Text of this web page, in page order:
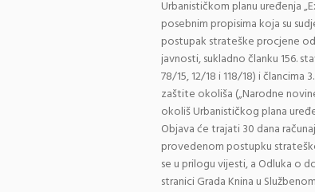
Urbanističkom planu uređenja
posebnim propisima koja su
postupak strateške procjene
javnosti, sukladno članku 156.
78/15, 12/18 i 118/18) i
zaštite okoliša („Narodne
okoliš Urbanističkog plana
Objava će trajati 30 dana
provedenom postupku
se u prilogu vijesti, a Odluka o
stranici Grada Knina u